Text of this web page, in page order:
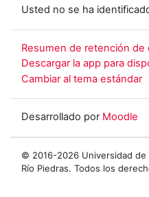
Usted no se ha
Resumen de retención de
Descargar la app para
Cambiar al tema estándar
Desarrollado por Moodle
© 2016-2026 Universidad de
Río Piedras. Todos los